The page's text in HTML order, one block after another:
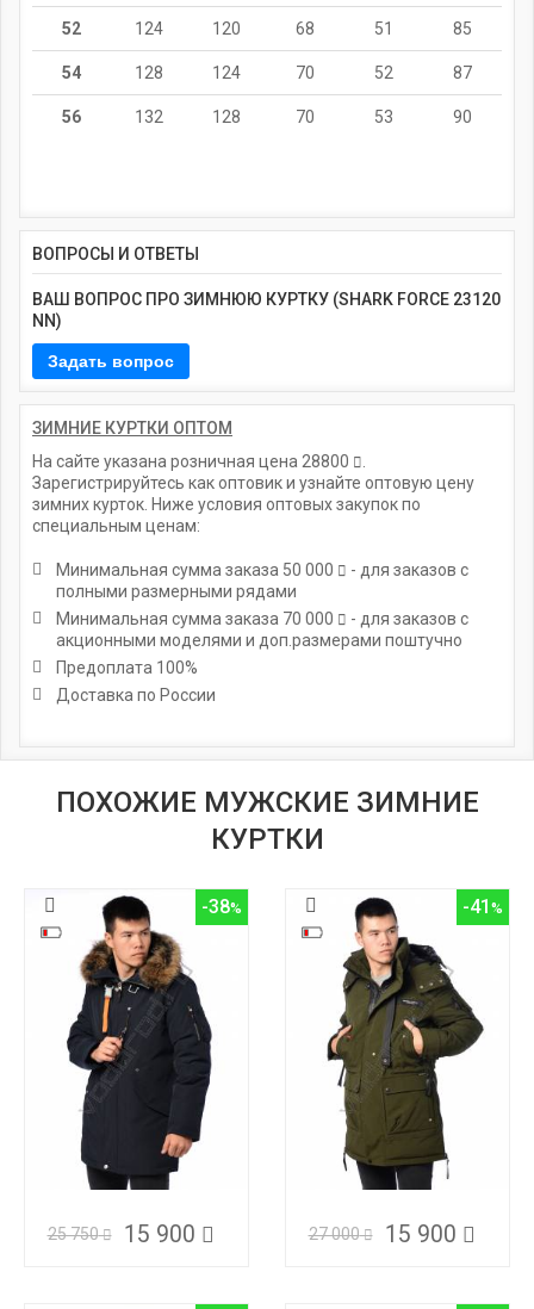
52 124 120 68 51 85
54 128 124 70 52 87
56 132 128 70 53 90
ВОПРОСЫ И ОТВЕТЫ
ВАШ ВОПРОС ПРО ЗИМНЮЮ КУРТКУ (SHARK FORCE 23120
NN)
ЗИМНИЕ КУРТКИ ОПТОМ
На сайте указана розничная цена 28800
Зарегистрируйтесь как оптовик и узнайте оптовую цену
зимних курток. Ниже условия оптовых закупок по
специальным ценам:
Минимальная сумма заказа 50 000
- для заказов с
полными размерными рядами
Минимальная сумма заказа 70 000
- для заказов с
акционными моделями и доп.размерами поштучно
Предоплата 100%
Доставка по России
ПОХОЖИЕ МУЖСКИЕ ЗИМНИЕ
КУРТКИ
-38
25 750 15 900
-41
27 000 15 900